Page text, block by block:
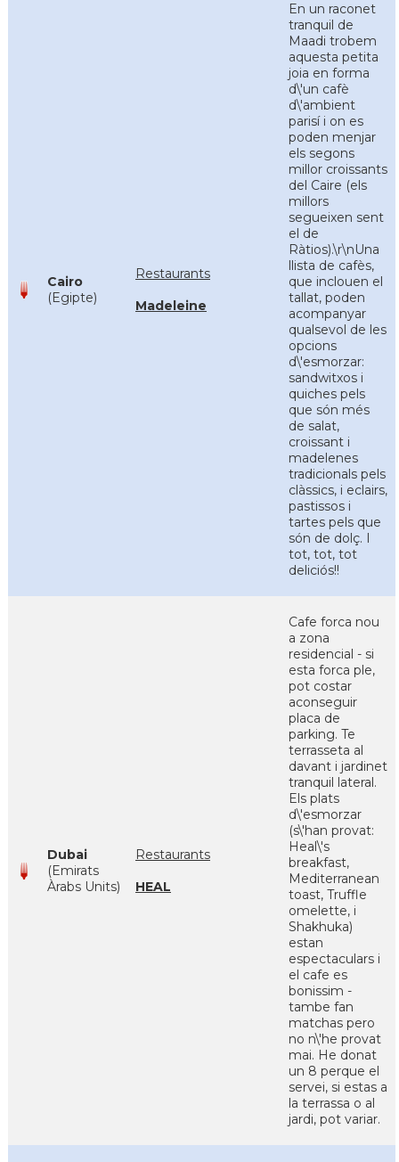
Cairo
(Egipte)
Restaurants
Madeleine
En un raconet
tranquil de
Maadi trobem
aquesta petita
joia en forma
d\'un cafè
d\'ambient
parisí i on es
poden menjar
els segons
millor croissants
del Caire (els
millors
segueixen sent
el de
Ràtios).\r\nUna
llista de cafès,
que inclouen el
tallat, poden
acompanyar
qualsevol de les
opcions
d\'esmorzar:
sandwitxos i
quiches pels
que són més
de salat,
croissant i
madelenes
tradicionals pels
clàssics, i eclairs,
pastissos i
tartes pels que
són de dolç. I
tot, tot, tot
deliciós!!
Dubai
(Emirats
Àrabs Units)
Restaurants
HEAL
Cafe forca nou
a zona
residencial - si
esta forca ple,
pot costar
aconseguir
placa de
parking. Te
terrasseta al
davant i jardinet
tranquil lateral.
Els plats
d\'esmorzar
(s\'han provat:
Heal\'s
breakfast,
Mediterranean
toast, Truffle
omelette, i
Shakhuka)
estan
espectaculars i
el cafe es
bonissim -
tambe fan
matchas pero
no n\'he provat
mai. He donat
un 8 perque el
servei, si estas a
la terrassa o al
jardi, pot variar.